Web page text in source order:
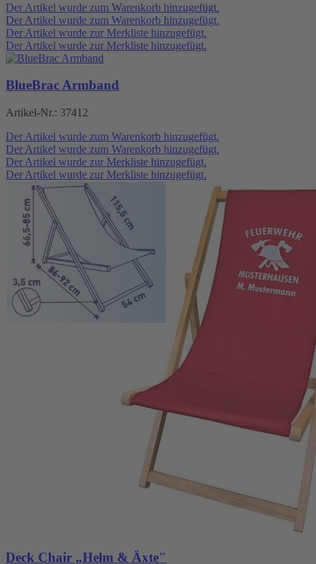
Der Artikel wurde zum Warenkorb hinzugefügt.
Der Artikel wurde zum Warenkorb hinzugefügt.
Der Artikel wurde zur Merkliste hinzugefügt.
Der Artikel wurde zur Merkliste hinzugefügt.
BlueBrac Armband
Artikel-Nr.: 37412
Der Artikel wurde zum Warenkorb hinzugefügt.
Der Artikel wurde zum Warenkorb hinzugefügt.
Der Artikel wurde zur Merkliste hinzugefügt.
Der Artikel wurde zur Merkliste hinzugefügt.
Deck Chair „Helm & Äxte"